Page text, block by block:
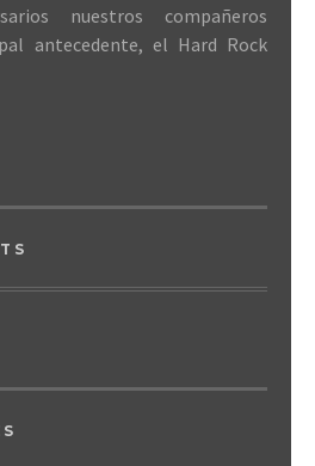
nuestros compañeros
antecedente, el Hard Rock